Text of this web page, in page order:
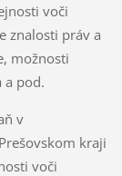
voči
znalosti práv a
možnosti
a pod.
v
kraji
voči